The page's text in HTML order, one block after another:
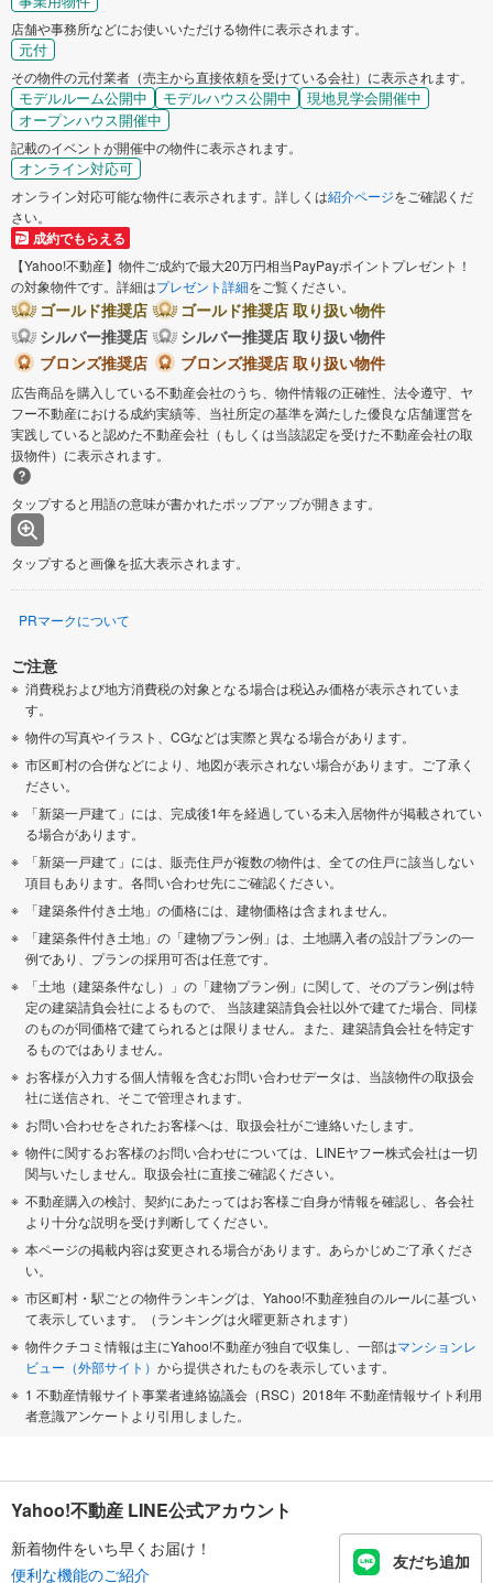
店舗や事務所などにお使いいただける物件に表示されます。
元付
その物件の元付業者（売主から直接依頼を受けている会社）に表示されます。
モデルルーム公開中 モデルハウス公開中
現地見学会開催中
オープンハウス開催中
記載のイベントが開催中の物件に表示されます。
オンライン対応可
オンライン対応可能な物件に表示されます。詳しくは紹介ページをご確認くだ
さい。
成約でもらえる
【Yahoo!不動産】物件ご成約で最大20万円相当PayPayポイントプレゼント！
の対象物件です。詳細はプレゼント詳細をご覧ください。
ゴールド推奨店
ゴールド推奨店 取り扱い物件
シルバー推奨店
シルバー推奨店 取り扱い物件
ブロンズ推奨店
ブロンズ推奨店 取り扱い物件
広告商品を購入している不動産会社のうち、物件情報の正確性、法令遵守、ヤ
フー不動産における成約実績等、当社所定の基準を満たした優良な店舗運営を
実践していると認めた不動産会社（もしくは当該認定を受けた不動産会社の取
扱物件）に表示されます。
タップすると用語の意味が書かれたポップアップが開きます。
タップすると画像を拡大表示されます。
PRマークについて
ご注意
消費税および地方消費税の対象となる場合は税込み価格が表示されていま
す。
物件の写真やイラスト、CGなどは実際と異なる場合があります。
市区町村の合併などにより、地図が表示されない場合があります。ご了承く
ださい。
「新築一戸建て」には、完成後1年を経過している未入居物件が掲載されてい
る場合があります。
「新築一戸建て」には、販売住戸が複数の物件は、全ての住戸に該当しない
項目もあります。各問い合わせ先にご確認ください。
「建築条件付き土地」の価格には、建物価格は含まれません。
「建築条件付き土地」の「建物プラン例」は、土地購入者の設計プランの一
例であり、プランの採用可否は任意です。
「土地（建築条件なし）」の「建物プラン例」に関して、そのプラン例は特
定の建築請負会社によるもので、 当該建築請負会社以外で建てた場合、同様
のものが同価格で建てられるとは限りません。また、建築請負会社を特定す
るものではありません。
お客様が入力する個人情報を含むお問い合わせデータは、当該物件の取扱会
社に送信され、そこで管理されます。
お問い合わせをされたお客様へは、取扱会社がご連絡いたします。
物件に関するお客様のお問い合わせについては、LINEヤフー株式会社は一切
関与いたしません。取扱会社に直接ご確認ください。
不動産購入の検討、契約にあたってはお客様ご自身が情報を確認し、各会社
より十分な説明を受け判断してください。
本ページの掲載内容は変更される場合があります。あらかじめご了承くださ
い。
市区町村・駅ごとの物件ランキングは、Yahoo!不動産独自のルールに基づい
て表示しています。（ランキングは火曜更新されます）
物件クチコミ情報は主にYahoo!不動産が独自で収集し、一部はマンションレ
ビュー（外部サイト） から提供されたものを表示しています。
1 不動産情報サイト事業者連絡協議会（RSC）2018年 不動産情報サイト利用
者意識アンケートより引用しました。
Yahoo!不動産 LINE公式アカウント
新着物件をいち早くお届け！
便利な機能のご紹介
友だち追加